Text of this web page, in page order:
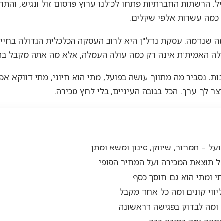
הרשתות החברתיות פתחו לכולנו ערוץ פרסום זול ונגיש,
כמה עשרות אלפי שקלים.
שנדמה. עסקת נדל"ן היא לרוב העסקה הכלכלית הגדולה בחיים,
האמיתית אינה רק כמה עולה העמלה, אלא מה אתה מקבל
נסביר מה מתווך עושה בפועל, מתי הוא חיוני, מתי דווקא
לך ערך. הכל בגובה העיניים, בלי לחץ מכירה.
– תמחור, שיווק, סינון ומשא ומתן
תוצאת המכירה ועל המחיר הסופי
ומתי הוא גם חוסך כסף
קונים ומה כל אחד מקבל
ומה לבדוק בפגישה הראשונה